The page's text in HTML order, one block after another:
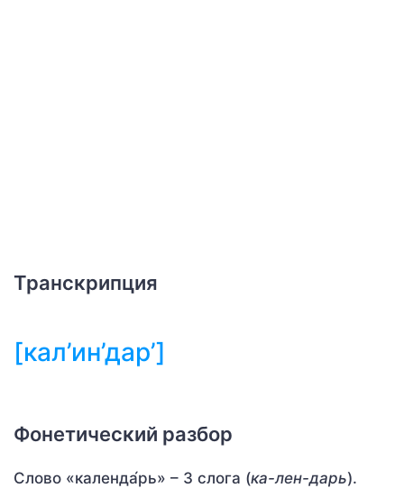
Транскрипция
[кал’ин’дар’]
Фонетический разбор
Слово «календа́рь» – 3 слога (ка-лен-дарь).